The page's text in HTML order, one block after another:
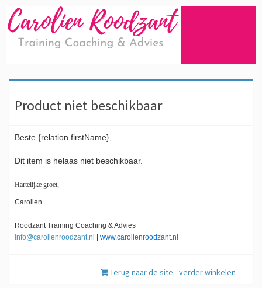
Product niet beschikbaar
Beste {relation.firstName},
Dit item is helaas niet beschikbaar.
Hartelijke groet,
Carolien
Roodzant Training Coaching & Advies
info@carolienroodzant.nl
www.carolienroodzant.nl
Terug naar de site - verder winkelen